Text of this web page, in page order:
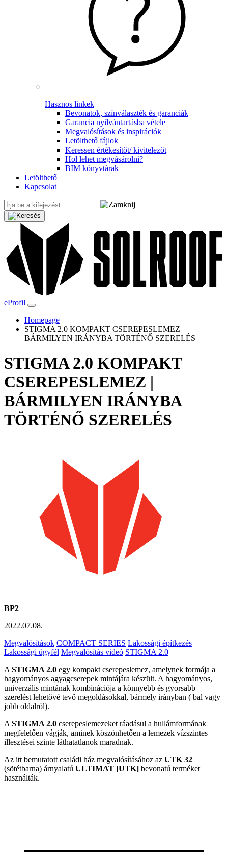
Hasznos linkek
Bevonatok, színválaszték és garanciák
Garancia nyilvántartásba vétele
Megvalósítások és inspirációk
Letölthető fájlok
Keressen értékesítőt/ kivitelezőt
Hol lehet megvásárolni?
BIM könyvtárak
Letölthető
Kapcsolat
eProfil
Homepage
STIGMA 2.0 KOMPAKT CSEREPESLEMEZ |
BÁRMILYEN IRÁNYBA TÖRTÉNŐ SZERELÉS
STIGMA 2.0 KOMPAKT
CSEREPESLEMEZ |
BÁRMILYEN IRÁNYBA
TÖRTÉNŐ SZERELÉS
BP2
2022.07.08.
Megvalósítások COMPACT SERIES Lakossági építkezés
Lakossági ügyfél Megvalósítás videó STIGMA 2.0
A STIGMA 2.0 egy kompakt cserepeslemez, amelynek formája a
hagyományos agyagcserepek mintájára készült. A hagyományos,
univerzális mintának kombinációja a könnyebb és gyorsabb
szerelést lehetővé tevő megoldásokkal, bármely irányban ( bal vagy
jobb oldalról).
A STIGMA 2.0 cserepeslemezeket ráadásul a hullámformának
megfelelően vágják, aminek köszönhetően a lemezek vízszintes
illesztései szinte láthatatlanok maradnak.
Az itt bemutatott családi ház megvalósításához az UTK 32
(sötétbarna) árnyalatú ULTIMAT [UTK] bevonatú terméket
használták.